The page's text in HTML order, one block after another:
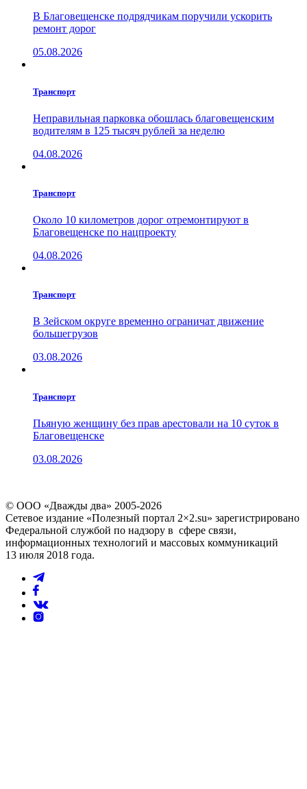
В Благовещенске подрядчикам поручили ускорить
ремонт дорог
05.08.2026
Транспорт
Неправильная парковка обошлась благовещенским
водителям в 125 тысяч рублей за неделю
04.08.2026
Транспорт
Около 10 километров дорог отремонтируют в
Благовещенске по нацпроекту
04.08.2026
Транспорт
В Зейском округе временно ограничат движение
большегрузов
03.08.2026
Транспорт
Пьяную женщину без прав арестовали на 10 суток в
Благовещенске
03.08.2026
© ООО «Дважды два» 2005-2026
Сетевое издание «Полезный портал 2×2.su» зарегистрировано
Федеральной службой по надзору в сфере связи,
информационных технологий и массовых коммуникаций
13 июля 2018 года.